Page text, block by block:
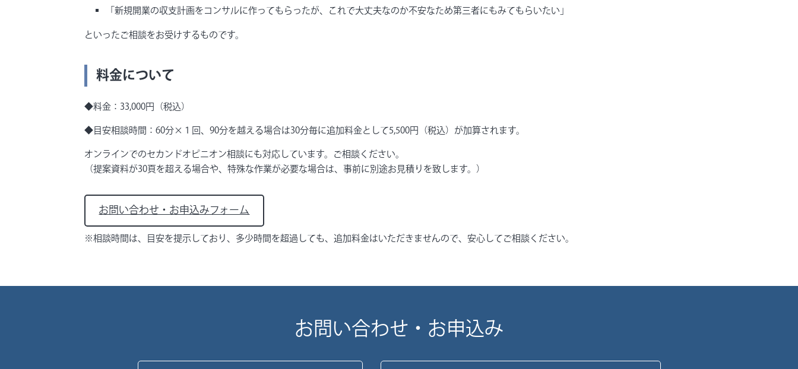
「新規開業の収支計画をコンサルに作ってもらったが、これで大丈夫なのか不安なため第三者にもみてもらいたい」
といったご相談をお受けするものです。
料金について
◆料金：33,000円（税込）
◆目安相談時間：60分×１回、90分を越える場合は30分毎に追加料金として5,500円（税込）が加算されます。
オンラインでのセカンドオピニオン相談にも対応しています。ご相談ください。
（提案資料が30頁を超える場合や、特殊な作業が必要な場合は、事前に別途お見積りを致します。）
お問い合わせ・お申込みフォーム
※相談時間は、目安を提示しており、多少時間を超過しても、追加料金はいただきませんので、安心してご相談ください。
お問い合わせ・お申込み